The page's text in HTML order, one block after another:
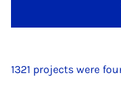
1321 projects were